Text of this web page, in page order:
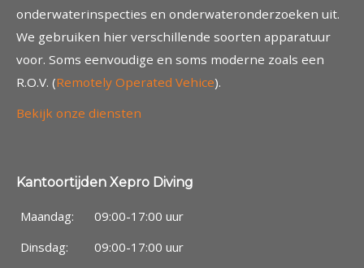
onderwaterinspecties en onderwateronderzoeken uit.
We gebruiken hier verschillende soorten apparatuur
voor. Soms eenvoudige en soms moderne zoals een
R.O.V. (Remotely Operated Vehice).
Bekijk onze diensten
Kantoortijden Xepro Diving
Maandag:
09:00-17:00 uur
Dinsdag:
09:00-17:00 uur